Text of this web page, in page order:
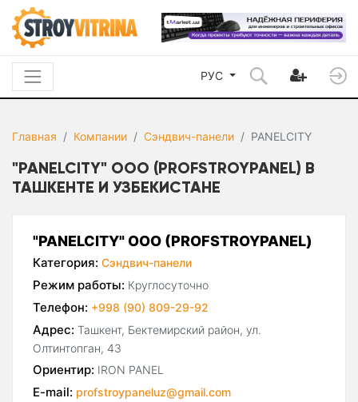
РУС
Главная Компании Сэндвич-панели PANELCITY
"PANELCITY" ООО (PROFSTROYPANEL) В
ТАШКЕНТЕ И УЗБЕКИСТАНЕ
"PANELCITY" ООО (PROFSTROYPANEL)
Категория: Сэндвич-панели
Режим работы: Круглосуточно
Телефон: +998 (90) 809-29-92
Адрес: Ташкент, Бектемирский район, ул.
Олтинтопган, 43
Ориентир: IRON PANEL
E-mail: profstroypaneluz@gmail.com